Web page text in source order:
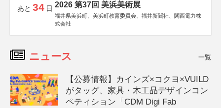
あと 34 日 2026 第37回 美浜美術展
福井県美浜町、美浜町教育委員会、福井新聞社、関西電力株
式会社
ニュース 一覧
【公募情報】カインズ×コクヨ×VUILD
がタッグ、家具・木工品デザインコン
ペティション「CDM Digi Fab